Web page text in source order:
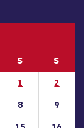
S
S
1
2
8
9